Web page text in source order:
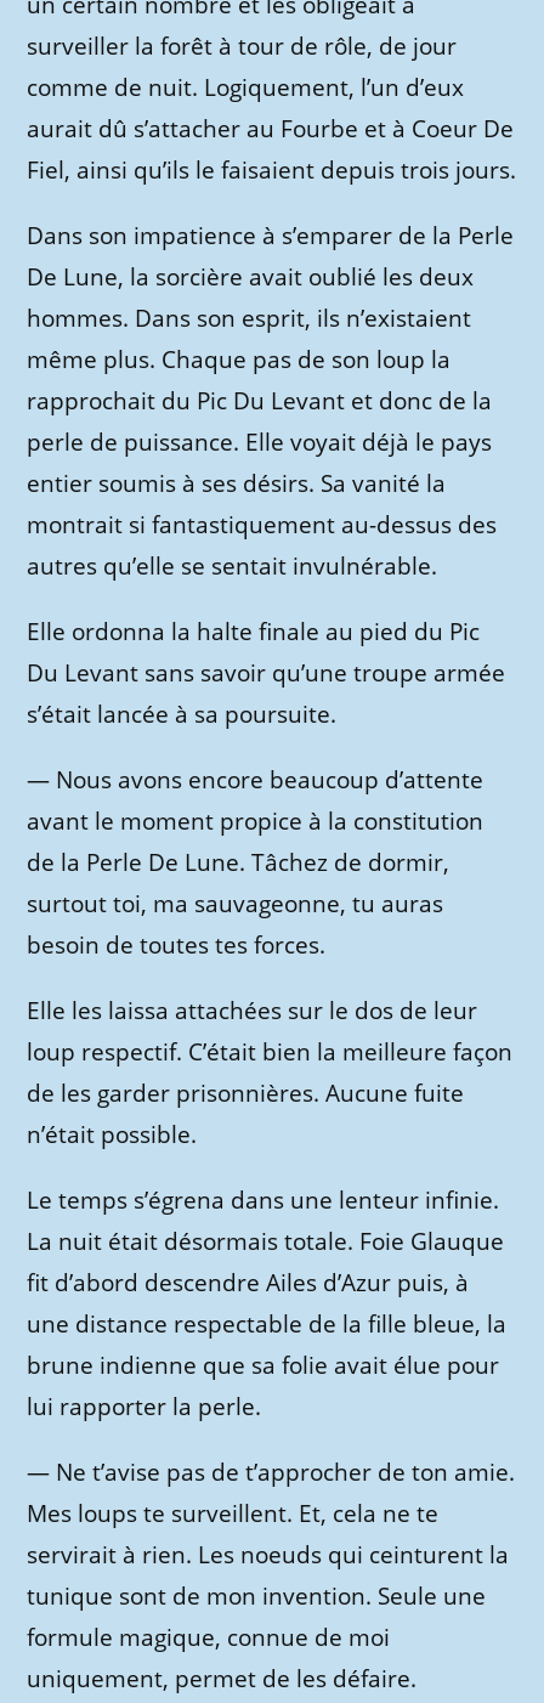
surveiller la forêt à tour de rôle, de jour
comme de nuit. Logiquement, l’un d’eux
aurait dû s’attacher au Fourbe et à Coeur De
Fiel, ainsi qu’ils le faisaient depuis trois jours.
Dans son impatience à s’emparer de la Perle
De Lune, la sorcière avait oublié les deux
hommes. Dans son esprit, ils n’existaient
même plus. Chaque pas de son loup la
rapprochait du Pic Du Levant et donc de la
perle de puissance. Elle voyait déjà le pays
entier soumis à ses désirs. Sa vanité la
montrait si fantastiquement au-dessus des
autres qu’elle se sentait invulnérable.
Elle ordonna la halte finale au pied du Pic
Du Levant sans savoir qu’une troupe armée
s’était lancée à sa poursuite.
— Nous avons encore beaucoup d’attente
avant le moment propice à la constitution
de la Perle De Lune. Tâchez de dormir,
surtout toi, ma sauvageonne, tu auras
besoin de toutes tes forces.
Elle les laissa attachées sur le dos de leur
loup respectif. C’était bien la meilleure façon
de les garder prisonnières. Aucune fuite
n’était possible.
Le temps s’égrena dans une lenteur infinie.
La nuit était désormais totale. Foie Glauque
fit d’abord descendre Ailes d’Azur puis, à
une distance respectable de la fille bleue, la
brune indienne que sa folie avait élue pour
lui rapporter la perle.
— Ne t’avise pas de t’approcher de ton amie.
Mes loups te surveillent. Et, cela ne te
servirait à rien. Les noeuds qui ceinturent la
tunique sont de mon invention. Seule une
formule magique, connue de moi
uniquement, permet de les défaire.